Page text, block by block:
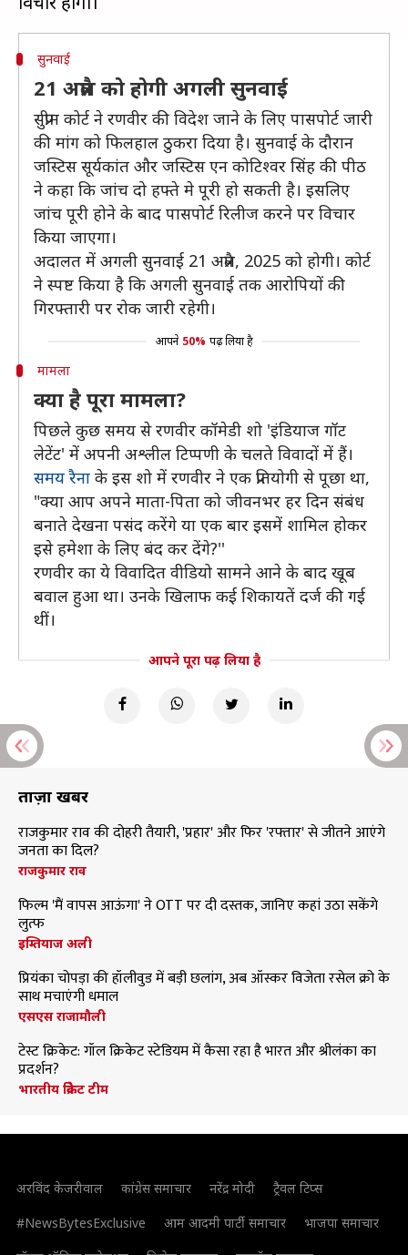
सुनवाई
21 अप्रैल को होगी अगली सुनवाई
सुप्रीम कोर्ट ने रणवीर की विदेश जाने के लिए पासपोर्ट जारी
की मांग को फिलहाल ठुकरा दिया है। सुनवाई के दौरान
जस्टिस सूर्यकांत और जस्टिस एन कोटिश्वर सिंह की पीठ
ने कहा कि जांच दो हफ्ते मे पूरी हो सकती है। इसलिए
जांच पूरी होने के बाद पासपोर्ट रिलीज करने पर विचार
किया जाएगा।
अदालत में अगली सुनवाई 21 अप्रैल, 2025 को होगी। कोर्ट
ने स्पष्ट किया है कि अगली सुनवाई तक आरोपियों की
गिरफ्तारी पर रोक जारी रहेगी।
आपने 50% पढ़ लिया है
मामला
क्या है पूरा मामला?
पिछले कुछ समय से रणवीर कॉमेडी शो 'इंडियाज गॉट
लेटेंट' में अपनी अश्लील टिप्पणी के चलते विवादों में हैं।
समय रैना के इस शो में रणवीर ने एक प्रतियोगी से पूछा था,
"क्या आप अपने माता-पिता को जीवनभर हर दिन संबंध
बनाते देखना पसंद करेंगे या एक बार इसमें शामिल होकर
इसे हमेशा के लिए बंद कर देंगे?''
रणवीर का ये विवादित वीडियो सामने आने के बाद खूब
बवाल हुआ था। उनके खिलाफ कई शिकायतें दर्ज की गई
थीं।
आपने पूरा पढ़ लिया है
ताज़ा खबरें
राजकुमार राव की दोहरी तैयारी, 'प्रहार' और फिर 'रफ्तार' से जीतने आएंगे
जनता का दिल?
राजकुमार राव
फिल्म 'मैं वापस आऊंगा' ने OTT पर दी दस्तक, जानिए कहां उठा सकेंगे
लुत्फ
इम्तियाज अली
प्रियंका चोपड़ा की हॉलीवुड में बड़ी छलांग, अब ऑस्कर विजेता रसेल क्रो के
साथ मचाएंगी धमाल
एसएस राजामौली
टेस्ट क्रिकेट: गॉल क्रिकेट स्टेडियम में कैसा रहा है भारत और श्रीलंका का
प्रदर्शन?
भारतीय क्रिकेट टीम
अरविंद केजरीवाल कांग्रेस समाचार नरेंद्र मोदी
ट्रैवल टिप्स
#NewsBytesExclusive
आम आदमी पार्टी समाचार
भाजपा समाचार